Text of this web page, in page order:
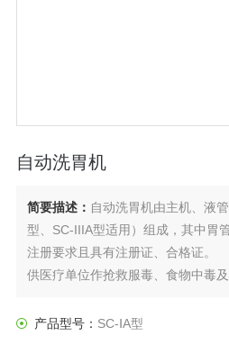
自动洗胃机
简要描述： 自动洗胃机由主机、液
型、SC-IIIA型适用）组成，其中胃
注册要求且具有注册证、合格证。
供医疗单位作抢救服毒、食物中毒及
产品型号： SC-ⅠA型